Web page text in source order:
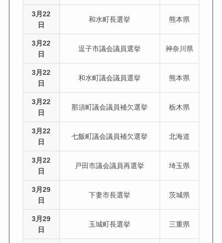
3月22
日
和水町長選挙 熊本県
3月22
日
逗子市議会議員選挙 神奈川県
3月22
日
和水町議会議員選挙 熊本県
3月22
日
那須町議会議員補欠選挙 栃木県
3月22
日
七飯町議会議員補欠選挙 北海道
3月22
日
戸田市議会議員再選挙 埼玉県
3月29
日
下妻市長選挙 茨城県
3月29
日
玉城町長選挙 三重県